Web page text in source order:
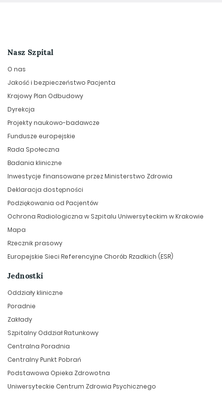
Nasz Szpital
O nas
Jakość i bezpieczeństwo Pacjenta
Krajowy Plan Odbudowy
Dyrekcja
Projekty naukowo-badawcze
Fundusze europejskie
Rada Społeczna
Badania kliniczne
Inwestycje finansowane przez Ministerstwo Zdrowia
Deklaracja dostępności
Podziękowania od Pacjentów
Ochrona Radiologiczna w Szpitalu Uniwersyteckim w Krakowie
Mapa
Rzecznik prasowy
Europejskie Sieci Referencyjne Chorób Rzadkich (ESR)
Jednostki
Oddziały kliniczne
Poradnie
Zakłady
Szpitalny Oddział Ratunkowy
Centralna Poradnia
Centralny Punkt Pobrań
Podstawowa Opieka Zdrowotna
Uniwersyteckie Centrum Zdrowia Psychicznego